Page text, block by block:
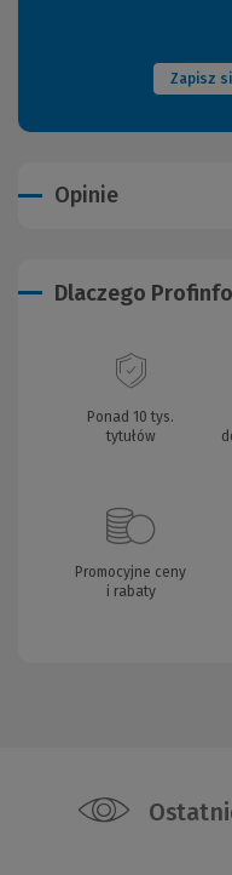
Zapisz
Opinie
Dlaczego
Ponad 10 tys.
tytułów
Promocyjne ceny
i rabaty